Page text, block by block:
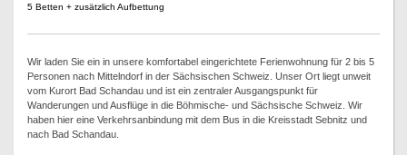
5 Betten + zusätzlich Aufbettung
Wir laden Sie ein in unsere komfortabel eingerichtete Ferienwohnung für 2 bis 5
Personen nach Mittelndorf in der Sächsischen Schweiz. Unser Ort liegt unweit
vom Kurort Bad Schandau und ist ein zentraler Ausgangspunkt für
Wanderungen und Ausflüge in die Böhmische- und Sächsische Schweiz. Wir
haben hier eine Verkehrsanbindung mit dem Bus in die Kreisstadt Sebnitz und
nach Bad Schandau.